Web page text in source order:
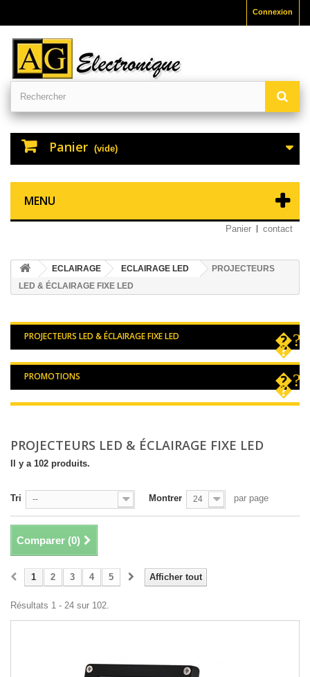
Connexion
Panier (vide)
MENU
Panier contact
ECLAIRAGE ECLAIRAGE LED
PROJECTEURS
LED & ÉCLAIRAGE FIXE LED
PROJECTEURS LED & ÉCLAIRAGE FIXE LED
PROMOTIONS
PROJECTEURS LED & ÉCLAIRAGE FIXE LED
Il y a 102 produits.
Tri -- Montrer 24 par page
Comparer (0)
Afficher tout
1 2 3 4 5
Résultats 1 - 24 sur 102.